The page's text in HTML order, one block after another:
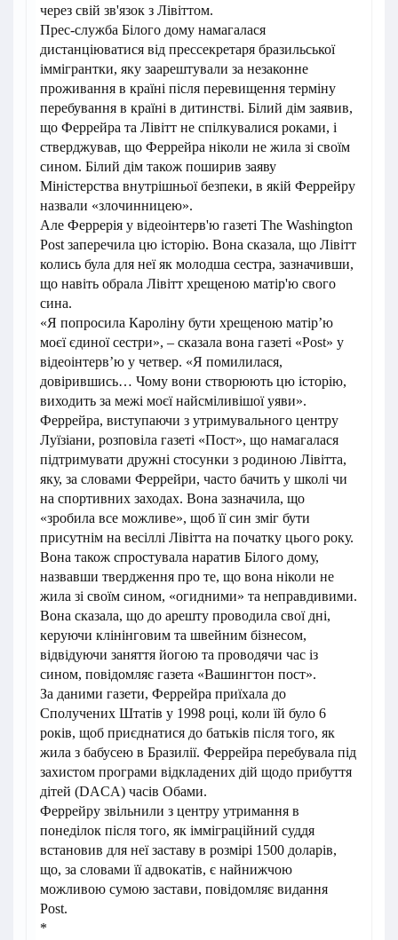
через свій зв'язок з Лівіттом.
Прес-служба Білого дому намагалася
дистанціюватися від прессекретаря бразильської
іммігрантки, яку заарештували за незаконне
проживання в країні після перевищення терміну
перебування в країні в дитинстві. Білий дім заявив,
що Феррейра та Лівітт не спілкувалися роками, і
стверджував, що Феррейра ніколи не жила зі своїм
сином. Білий дім також поширив заяву
Міністерства внутрішньої безпеки, в якій Феррейру
назвали «злочинницею».
Але Феррерія у відеоінтерв'ю газеті The Washington
Post заперечила цю історію. Вона сказала, що Лівітт
колись була для неї як молодша сестра, зазначивши,
що навіть обрала Лівітт хрещеною матір'ю свого
сина.
«Я попросила Кароліну бути хрещеною матір’ю
моєї єдиної сестри», – сказала вона газеті «Post» у
відеоінтерв’ю у четвер. «Я помилилася,
довірившись… Чому вони створюють цю історію,
виходить за межі моєї найсміливішої уяви».
Феррейра, виступаючи з утримувального центру
Луїзіани, розповіла газеті «Пост», що намагалася
підтримувати дружні стосунки з родиною Лівітта,
яку, за словами Феррейри, часто бачить у школі чи
на спортивних заходах. Вона зазначила, що
«зробила все можливе», щоб її син зміг бути
присутнім на весіллі Лівітта на початку цього року.
Вона також спростувала наратив Білого дому,
назвавши твердження про те, що вона ніколи не
жила зі своїм сином, «огидними» та неправдивими.
Вона сказала, що до арешту проводила свої дні,
керуючи клінінговим та швейним бізнесом,
відвідуючи заняття йогою та проводячи час із
сином, повідомляє газета «Вашингтон пост».
За даними газети, Феррейра приїхала до
Сполучених Штатів у 1998 році, коли їй було 6
років, щоб приєднатися до батьків після того, як
жила з бабусею в Бразилії. Феррейра перебувала під
захистом програми відкладених дій щодо прибуття
дітей (DACA) часів Обами.
Феррейру звільнили з центру утримання в
понеділок після того, як імміграційний суддя
встановив для неї заставу в розмірі 1500 доларів,
що, за словами її адвокатів, є найнижчою
можливою сумою застави, повідомляє видання
Post.
*